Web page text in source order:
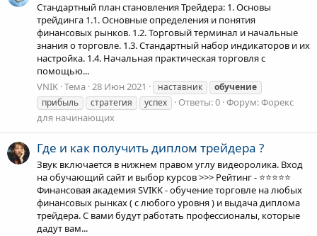
Стандартный план становления Трейдера: 1. Основы
трейдинга 1.1. Основные определения и понятия
финансовых рынков. 1.2. Торговый терминал и начальные
знания о торговле. 1.3. Стандартный набор индикаторов и их
настройка. 1.4. Начальная практическая торговля с
помощью...
VNIK Тема 28 Июн 2021 наставник
обучение
прибыль
стратегия успех Ответы: 0 Форум:Форекс
для начинающих
Где и как получить диплом трейдера ?
Звук включается в нижнем правом углу видеоролика. Вход
на обучающий сайт и выбор курсов >>> Рейтинг - ⭐️⭐️⭐️⭐️⭐️
Финансовая академия SVIKK - обучение торговле на любых
финансовых рынках ( с любого уровня ) и выдача диплома
трейдера. С вами будут работать профессионалы, которые
дадут вам...